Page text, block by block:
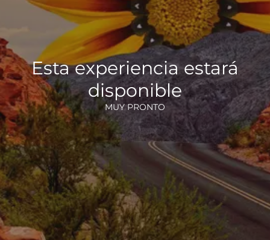
Esta experiencia estará
disponible
MUY PRONTO